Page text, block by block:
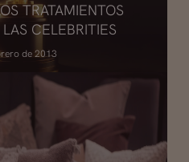
TRATAMIENTOS
CELEBRITIES
de 2013